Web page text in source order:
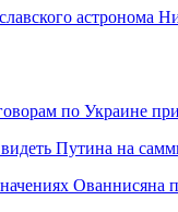
астронома
по Украине
Путина на
Ованнисяна